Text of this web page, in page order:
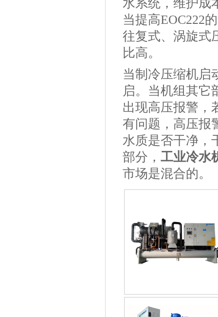
水系统，维护成
当提高EOC222
往复式、涡旋式
比高。
当制冷压缩机启
启。当机组其它
出现高压报警，
有问题，高压报
水质是否干净，
部分， 工业冷水
市场是混合的。